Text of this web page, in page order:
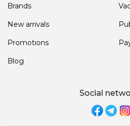
Brands
New arrivals
Promotions
Blog
Social